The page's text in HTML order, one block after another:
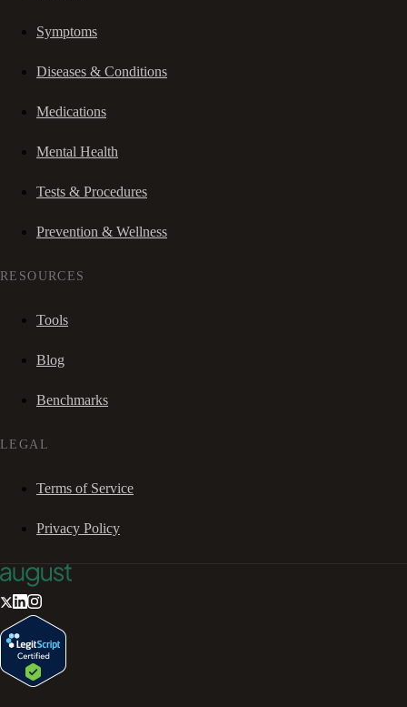
Symptoms
Diseases & Conditions
Medications
Mental Health
Tests & Procedures
Prevention & Wellness
RESOURCES
Tools
Blog
Benchmarks
LEGAL
Terms of Service
Privacy Policy